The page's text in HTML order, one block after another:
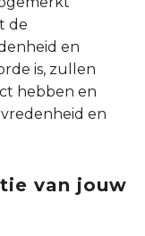
de
en
is, zullen
hebben en
en
van jouw